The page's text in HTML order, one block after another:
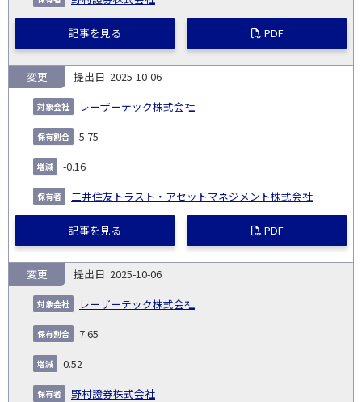
記事を見る PDF
2025-10-06
レーザーテック株式会社
変更
5.75
-0.16
三井住友トラスト・アセットマネジメント株式会社
記事を見る PDF
2025-10-06
レーザーテック株式会社
変更
7.65
0.52
野村證券株式会社